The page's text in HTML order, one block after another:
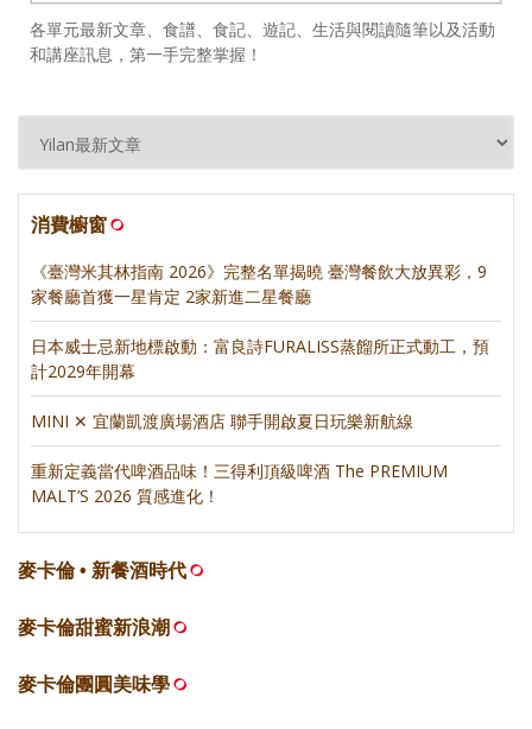
各單元最新文章、食譜、食記、遊記、生活與閱讀隨筆以及活動
和講座訊息，第一手完整掌握！
消費櫥窗
《臺灣米其林指南 2026》完整名單揭曉 臺灣餐飲大放異彩，9
家餐廳首獲一星肯定 2家新進二星餐廳
日本威士忌新地標啟動：富良詩FURALISS蒸餾所正式動工，預
計2029年開幕
MINI ✕ 宜蘭凱渡廣場酒店 聯手開啟夏日玩樂新航線
重新定義當代啤酒品味！三得利頂級啤酒 The PREMIUM
MALT’S 2026 質感進化！
麥卡倫 • 新餐酒時代
麥卡倫甜蜜新浪潮
麥卡倫團圓美味學